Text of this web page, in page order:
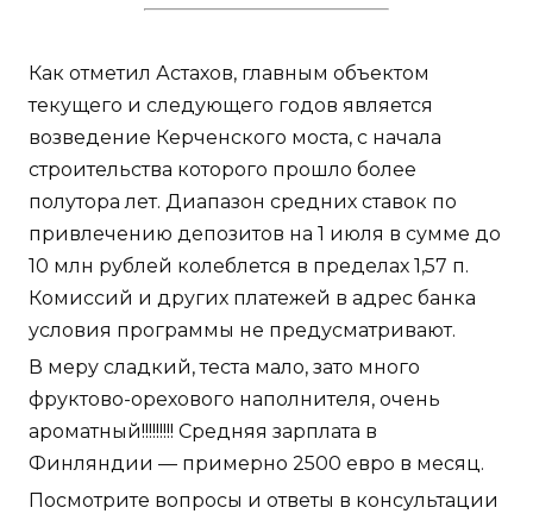
Как отметил Астахов, главным объектом
текущего и следующего годов является
возведение Керченского моста, с начала
строительства которого прошло более
полутора лет. Диапазон средних ставок по
привлечению депозитов на 1 июля в сумме до
10 млн рублей колеблется в пределах 1,57 п.
Комиссий и других платежей в адрес банка
условия программы не предусматривают.
В меру сладкий, теста мало, зато много
фруктово-орехового наполнителя, очень
ароматный!!!!!!!!! Средняя зарплата в
Финляндии — примерно 2500 евро в месяц.
Посмотрите вопросы и ответы в консультации